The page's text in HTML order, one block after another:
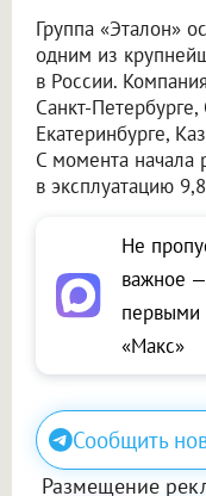
Группа «Эталон»
одним из
в России.
Санкт-
Екатеринбурге,
С момента начала
в эксплуатацию
Не
важное
первыми
«Макс»
Сообщить
Размещение